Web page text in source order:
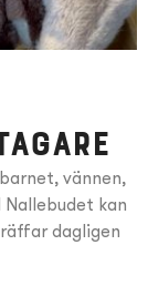
vännen,
kan
dagligen